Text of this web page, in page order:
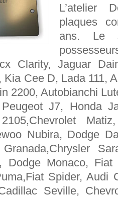
L’atelier
plaques
ans. Le
Clarity, Jaguar
Kia Cee D, Lada 111,
2200, Autobianchi
J7, Honda
Nubira, Dodge
Dodge Monaco,
Spider, Audi
Seville,